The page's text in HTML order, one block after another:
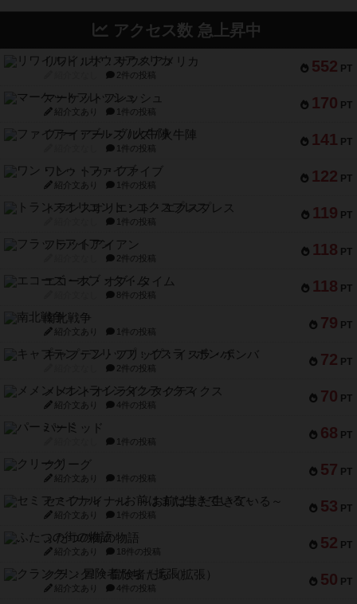
アクセス数 急上昇中
552 PT
リワイルド：サウスアメリカ
2件の投稿
170 PT
マーケットフレッシュ
紹介文あり 1件の投稿
141 PT
ファイアー・ブルズ / 火牛陣
1件の投稿
122 PT
ワン・トゥ・ファイブ
紹介文あり 1件の投稿
119 PT
トランスオリエント・エクスプレス
1件の投稿
118 PT
フラットアイアン
2件の投稿
118 PT
エコーズ・オブ・タイム
8件の投稿
79 PT
南北戦争
紹介文あり 1件の投稿
72 PT
キャプテン・フリップ：イスラ・ボンバ
2件の投稿
70 PT
メメントオンラインタクティクス
紹介文あり 4件の投稿
68 PT
パーミッド
1件の投稿
57 PT
クリーグ
紹介文あり 1件の投稿
53 PT
セミファイナル ～お前はまだ生きている～
紹介文あり 1件の投稿
52 PT
ふたつの街の物語
紹介文あり 18件の投稿
50 PT
クランク! ：冒険者たち（拡張）
紹介文あり 4件の投稿